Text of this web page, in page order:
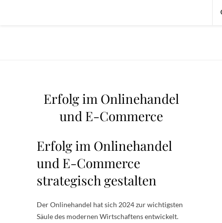
Erfolg im Onlinehandel
und E-Commerce
Erfolg im Onlinehandel
und E-Commerce
strategisch gestalten
Der Onlinehandel hat sich 2024 zur wichtigsten
Säule des modernen Wirtschaftens entwickelt.